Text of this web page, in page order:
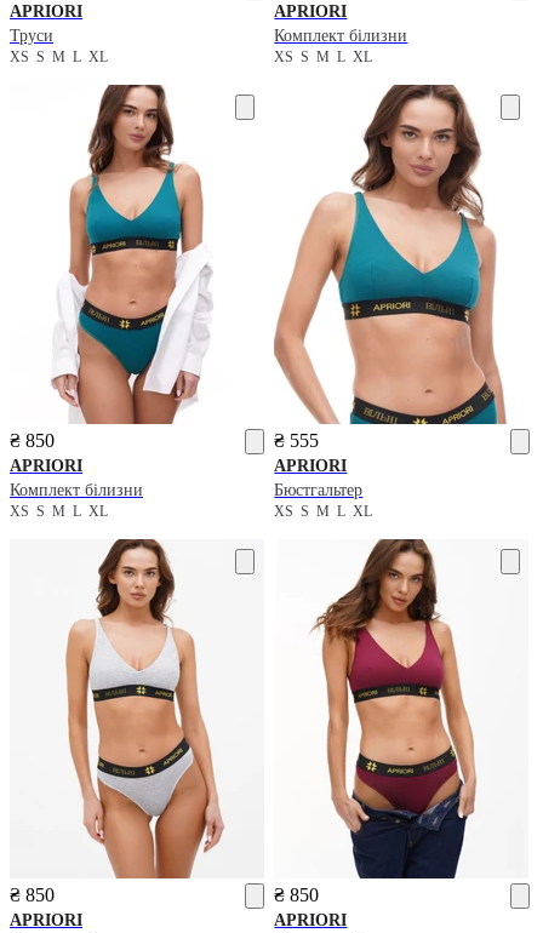
APRIORI
Труси
XS S M L XL
APRIORI
Комплект білизни
XSSMLXL
₴ 850
APRIORI
Комплект білизни
XS S M L XL
₴ 555
APRIORI
Бюстгальтер
XSSMLXL
₴ 850
APRIORI
₴ 850
APRIORI